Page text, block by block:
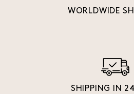
WORLDWIDE
SHIPPING IN